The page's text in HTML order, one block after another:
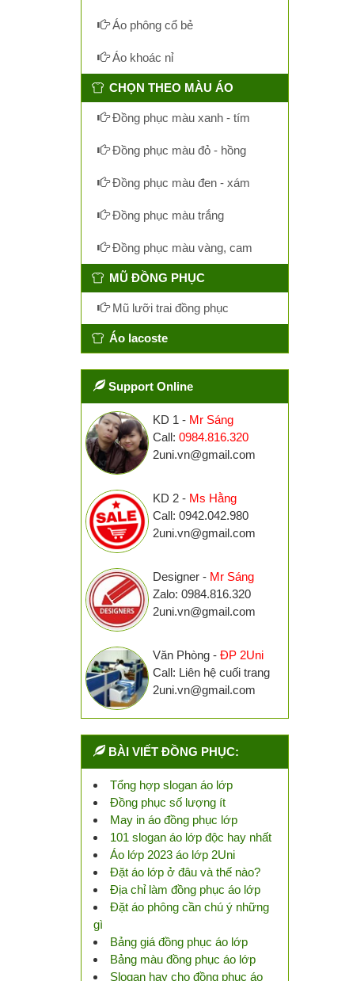
Áo phông cổ bẻ
Áo khoác nỉ
CHỌN THEO MÀU ÁO
Đồng phục màu xanh - tím
Đồng phục màu đỏ - hồng
Đồng phục màu đen - xám
Đồng phục màu trắng
Đồng phục màu vàng, cam
MŨ ĐỒNG PHỤC
Mũ lưỡi trai đồng phục
Áo lacoste
Support Online
KD 1 - Mr Sáng
Call: 0984.816.320
2uni.vn@gmail.com
KD 2 - Ms Hằng
Call: 0942.042.980
2uni.vn@gmail.com
Designer - Mr Sáng
Zalo: 0984.816.320
2uni.vn@gmail.com
Văn Phòng - ĐP 2Uni
Call: Liên hệ cuối trang
2uni.vn@gmail.com
BÀI VIẾT ĐỒNG PHỤC:
Tổng hợp slogan áo lớp
Đồng phục số lượng ít
May in áo đồng phục lớp
101 slogan áo lớp độc hay nhất
Áo lớp 2023 áo lớp 2Uni
Đặt áo lớp ở đâu và thế nào?
Địa chỉ làm đồng phục áo lớp
Đặt áo phông cần chú ý những
gì
Bảng giá đồng phục áo lớp
Bảng màu đồng phục áo lớp
Slogan hay cho đồng phục áo